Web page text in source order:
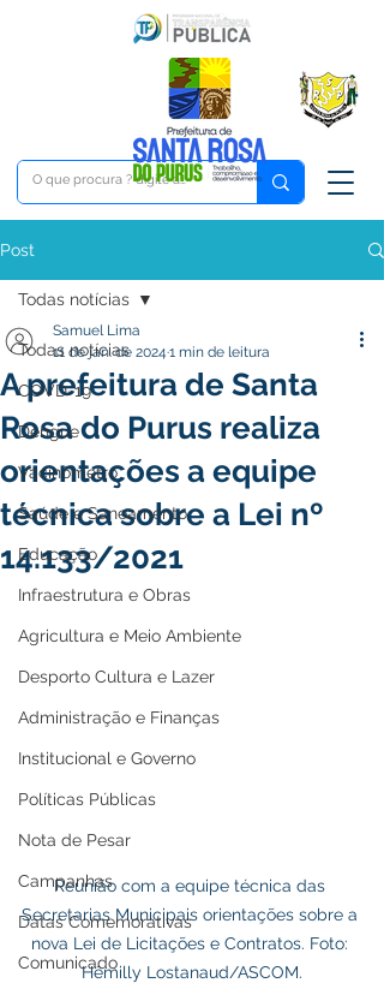
Post
Todas notícias
COVD-19
Dengue
Vacinômetro
Saúde e Saneamento
Educação
Infraestrutura e Obras
Agricultura e Meio Ambiente
Desporto Cultura e Lazer
Administração e Finanças
Institucional e Governo
Políticas Públicas
Nota de Pesar
Campanhas
Datas Comemorativas
Comunicado
Todas notícias
A prefeitura de Santa
Rosa do Purus realiza
orientações a equipe
técnica sobre a Lei nº
14.133/2021
Samuel Lima
11 de jan. de 2024 1 min de leitura
Reunião com a equipe técnica das
Secretarias Municipais orientações sobre a
nova Lei de Licitações e Contratos. Foto:
Hêmilly Lostanaud/ASCOM.